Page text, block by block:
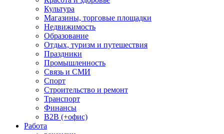
Культура
Магазины, торговые площадки
Недвижимость
Образование
Отдых, туризм и путешествия
Праздники
Промышленность
Связь и СМИ
Спорт
Строительство и ремонт
Транспорт
Финансы
B2B (+офис)
Работа